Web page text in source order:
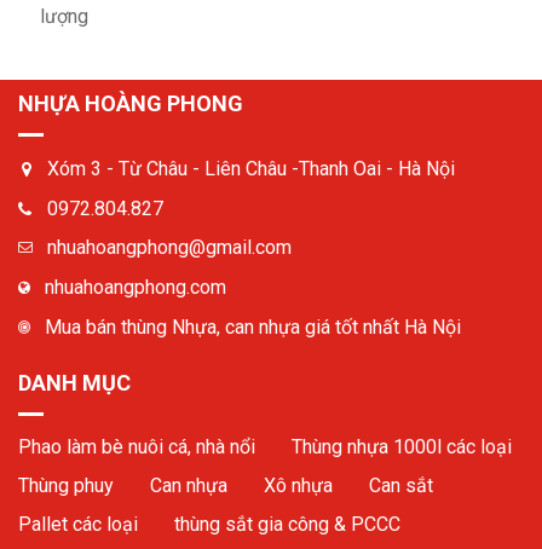
lượng
NHỰA HOÀNG PHONG
Xóm 3 - Từ Châu - Liên Châu -Thanh Oai - Hà Nội
0972.804.827
nhuahoangphong@gmail.com
nhuahoangphong.com
Mua bán thùng Nhựa, can nhựa giá tốt nhất Hà Nội
DANH MỤC
Phao làm bè nuôi cá, nhà nổi
Thùng nhựa 1000l các loại
Thùng phuy
Can nhựa Xô nhựa
Can sắt
Pallet các loại
thùng sắt gia công & PCCC